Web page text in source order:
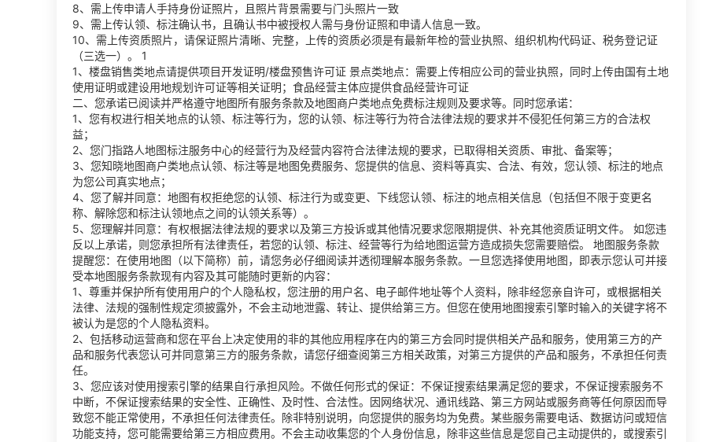
8、需上传申请人手持身份证照片，且照片背景需要与门头照片一致
9、需上传认领、标注确认书，且确认书中被授权人需与身份证照和申请人信息一致。
10、需上传资质照片，请保证照片清晰、完整，上传的资质必须是有最新年检的营业执照、组织机构代码证、税务登记证
（三选一）。 1
1、楼盘销售类地点请提供项目开发证明/楼盘预售许可证 景点类地点：需要上传相应公司的营业执照，同时上传由国有土地
使用证明或建设用地规划许可证等相关证明；食品经营主体应提供食品经营许可证
二、您承诺已阅读并严格遵守地图所有服务条款及地图商户类地点免费标注规则及要求等。同时您承诺：
1、您有权进行相关地点的认领、标注等行为，您的认领、标注等行为符合法律法规的要求并不侵犯任何第三方的合法权
益；
2、您门指路人地图标注服务中心的经营行为及经营内容符合法律法规的要求，已取得相关资质、审批、备案等；
3、您知晓地图商户类地点认领、标注等是地图免费服务、您提供的信息、资料等真实、合法、有效，您认领、标注的地点
为您公司真实地点；
4、您了解并同意：地图有权拒绝您的认领、标注行为或变更、下线您认领、标注的地点相关信息（包括但不限于变更名
称、解除您和标注认领地点之间的认领关系等）。
5、您理解并同意：有权根据法律法规的要求以及第三方投诉或其他情况要求您限期提供、补充其他资质证明文件。 如您违
反以上承诺，则您承担所有法律责任，若您的认领、标注、经营等行为给地图运营方造成损失您需要赔偿。 地图服务条款
提醒您：在使用地图（以下简称）前，请您务必仔细阅读并透彻理解本服务条款。一旦您选择使用地图，即表示您认可并接
受本地图服务条款现有内容及其可能随时更新的内容：
1、尊重并保护所有使用用户的个人隐私权，您注册的用户名、电子邮件地址等个人资料，除非经您亲自许可，或根据相关
法律、法规的强制性规定须披露外，不会主动地泄露、转让、提供给第三方。但您在使用地图搜索引擎时输入的关键字将不
被认为是您的个人隐私资料。
2、包括移动运营商和您在平台上决定使用的非的其他应用程序在内的第三方会同时提供相关产品和服务，使用第三方的产
品和服务代表您认可并同意第三方的服务条款，请您仔细查阅第三方相关政策，对第三方提供的产品和服务，不承担任何责
任。
3、您应该对使用搜索引擎的结果自行承担风险。不做任何形式的保证：不保证搜索结果满足您的要求，不保证搜索服务不
中断，不保证搜索结果的安全性、正确性、及时性、合法性。因网络状况、通讯线路、第三方网站或服务商等任何原因而导
致您不能正常使用，不承担任何法律责任。除非特别说明，向您提供的服务均为免费。某些服务需要电话、数据访问或短信
功能支持，您可能需要给第三方相应费用。不会主动收集您的个人身份信息，除非这些信息是您自己主动提供的，或搜索引